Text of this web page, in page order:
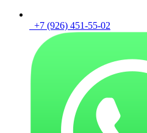
+7 (926) 451-55-02